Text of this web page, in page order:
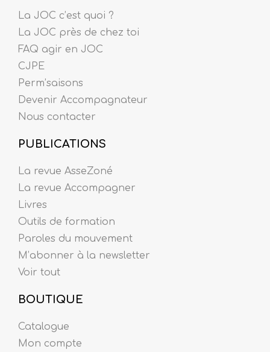
La JOC c’est quoi ?
La JOC près de chez toi
FAQ agir en JOC
CJPE
Perm’saisons
Devenir Accompagnateur
Nous contacter
PUBLICATIONS
La revue AsseZoné
La revue Accompagner
Livres
Outils de formation
Paroles du mouvement
M’abonner à la newsletter
Voir tout
BOUTIQUE
Catalogue
Mon compte